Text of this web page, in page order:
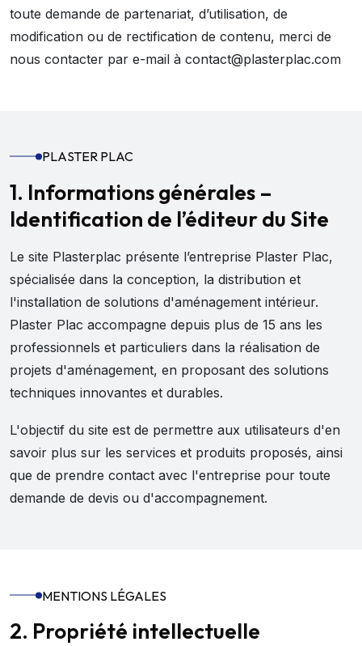
toute demande de partenariat, d’utilisation, de
modification ou de rectification de contenu, merci de
nous contacter par e-mail à contact@plasterplac.com
PLASTER PLAC
1. Informations générales –
Identification de l’éditeur du Site
Le site Plasterplac présente l’entreprise Plaster Plac,
spécialisée dans la conception, la distribution et
l'installation de solutions d'aménagement intérieur.
Plaster Plac accompagne depuis plus de 15 ans les
professionnels et particuliers dans la réalisation de
projets d'aménagement, en proposant des solutions
techniques innovantes et durables.
L'objectif du site est de permettre aux utilisateurs d'en
savoir plus sur les services et produits proposés, ainsi
que de prendre contact avec l'entreprise pour toute
demande de devis ou d'accompagnement.
MENTIONS LÉGALES
2. Propriété intellectuelle